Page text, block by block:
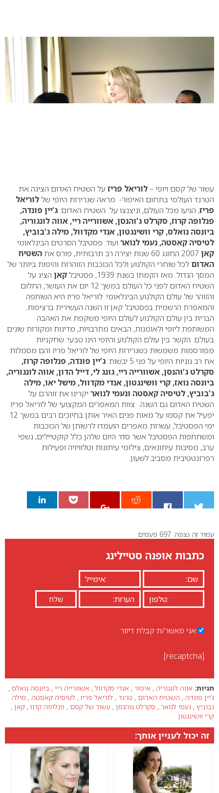
עשור של קסם ויופי –לוריאל פריז על השטיח האדום הציגה את
הטרנד העולמי בתחום האיפור- מראה שגרירות היופי שללוריאל
פריז, הגיעו מכל העולם, וניצנצו על השטיח האדום: ג’יין פונדה,
פנלופה קרוז, סקרלט ג’והנסן, אשוורייה ריי, אווה לונגוריה,
ביונסה נואלס, קרי וושינגטון, אנדי מקדוול, מילה ג’בוביץ,
לטיסיה קאסטה, נעמי לנואר ועוד. פסטיבל הסרטים הבינלאומי
קאן
השטיח
האדום לכל שוחרי הקולנוע ולכל הכוכבות הזוהרות והיפות ביותר של
המסך הגדול. מאז הקמתו בשנת 1939, פסטיבל
קאן הציג על
השטיח האדום לפני כל העולם במשך 12 יום את העושר, החלום
והזוהר של עולם הקולנוע הבינלאומי. לוריאל פריז היא השותפה
והמאפרת הרשמית בפסטיבל קאן זו השנה העשירית ברציפות.
הברית בין עולם הקולנוע לעולם היופי משקפת את האהבה
המשותפת ליופי ולאומנות, הבאים מתרבויות, מדינות ומקורות שונים
בעולם. הקשר בין עולם הקולנוע והיופי הינו טבעי: שחקניות
מפורסמות משמשות כשגרירות היופי של לוריאל פריז והם מסמלות
את רב גוניות היופי על פני 5 יבשות:
ג’יין פונדה, פנלופה קרוז,
סקרלט ג’והנסן, אשוורייה ריי, גונג לי, דייל הדון, אווה לונגוריה,
ביונסה נואז, קרי וושינגטון, אנדי מקדוול, מישל יאו, מילה
ג’בוביץ, לטיסיה קאסטה ונעמי לנואר יקרינו את זוהרם על
השטיח האדום גם השנה. צוות המאפרים המקצועי של לוריאל פריז
יפעיל את קסמו על מאות פנים האיר אותן בחיוכים רבים במשך 12
ימי הפסטיבל, עשרות מאפרים הועמדו לרשותן של הכוכבות
ומשתתפות הפסטיבל אשר סדר היום שלהן כלל קוקטיילים, נשפי
ערב, מסיבות עיתונאים, צילומי עיתונות וטלוויזיה ופעילות
רפרזנטטיבית מסביב לשעון.
0
עמוד זה נצפה: 697 פעמים
כתבות אופנה סטיילינג
אני מאשר/ת קבלת דיוור
[recaptcha]
תגיות: אווה לונגוריה , איפור , אנדי מקדוול , אשוורייה ריי , ביונסה נואלס ,
ג’יין פונדה , השטיח האדום , טרנד , לוריאל פריז , לטיסיה קאסטה , מילה
גבוביץ , נעמי לנואר , סקרלט גוהנסן , עשור של קסם , פנלופה קרוז , קאן ,
קרי וושינגטון
זה יכול לעניין אותך: